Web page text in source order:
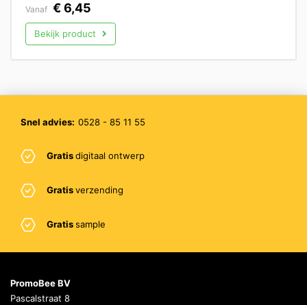
Vanaf €6,45
Bekijk product
Snel advies: 0528 - 85 11 55
Gratisdigitaal ontwerp
Gratisverzending
Gratissample
PromoBee BV
Pascalstraat 8